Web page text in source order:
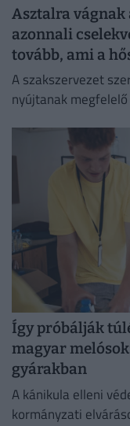
Asztalra vágnak
azonnali
tovább, ami a
A szakszervezet
nyújtanak
védelmében.
Így próbálják
magyar
gyárakban
A kánikula elleni
kormányzati